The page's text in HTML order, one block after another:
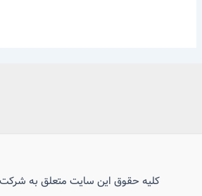
کلیه حقوق این سایت متعلق به